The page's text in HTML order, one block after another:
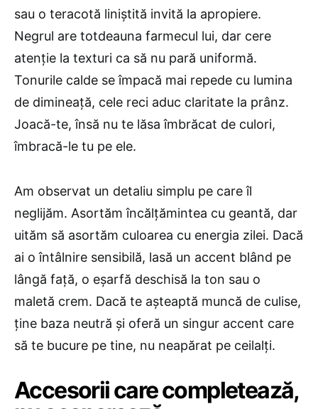
sau o teracotă liniștită invită la apropiere.
Negrul are totdeauna farmecul lui, dar cere
atenție la texturi ca să nu pară uniformă.
Tonurile calde se împacă mai repede cu lumina
de dimineață, cele reci aduc claritate la prânz.
Joacă-te, însă nu te lăsa îmbrăcat de culori,
îmbracă-le tu pe ele.
Am observat un detaliu simplu pe care îl
neglijăm. Asortăm încălțămintea cu geantă, dar
uităm să asortăm culoarea cu energia zilei. Dacă
ai o întâlnire sensibilă, lasă un accent blând pe
lângă față, o eșarfă deschisă la ton sau o
maletă crem. Dacă te așteaptă muncă de culise,
ține baza neutră și oferă un singur accent care
să te bucure pe tine, nu neapărat pe ceilalți.
Accesorii care completează,